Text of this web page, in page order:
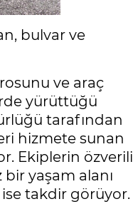
bulvar ve
ve araç
yürüttüğü
tarafından
hizmete sunan
Ekiplerin özverili
bir yaşam alanı
ise takdir görüyor.